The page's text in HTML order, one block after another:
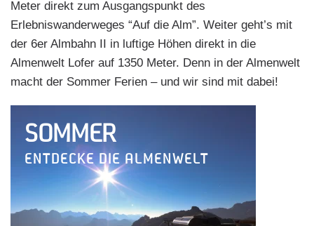
Meter direkt zum Ausgangspunkt des
Erlebniswanderweges “Auf die Alm”. Weiter geht’s mit
der 6er Almbahn II in luftige Höhen direkt in die
Almenwelt Lofer auf 1350 Meter. Denn in der Almenwelt
macht der Sommer Ferien – und wir sind mit dabei!
SOMMER
ENTDECKE DIE ALMENWELT